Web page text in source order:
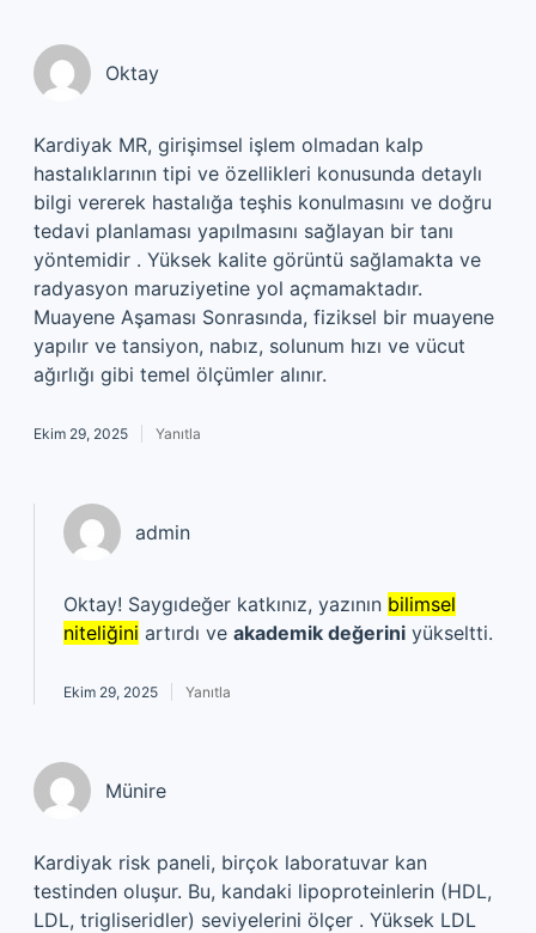
Oktay
Kardiyak MR, girişimsel işlem olmadan kalp
hastalıklarının tipi ve özellikleri konusunda detaylı
bilgi vererek hastalığa teşhis konulmasını ve doğru
tedavi planlaması yapılmasını sağlayan bir tanı
yöntemidir . Yüksek kalite görüntü sağlamakta ve
radyasyon maruziyetine yol açmamaktadır.
Muayene Aşaması Sonrasında, fiziksel bir muayene
yapılır ve tansiyon, nabız, solunum hızı ve vücut
ağırlığı gibi temel ölçümler alınır.
Ekim 29, 2025 Yanıtla
admin
Oktay! Saygıdeğer katkınız, yazının bilimsel
niteliğini artırdı ve akademik değerini yükseltti.
Ekim 29, 2025 Yanıtla
Münire
Kardiyak risk paneli, birçok laboratuvar kan
testinden oluşur. Bu, kandaki lipoproteinlerin (HDL,
LDL, trigliseridler) seviyelerini ölçer . Yüksek LDL